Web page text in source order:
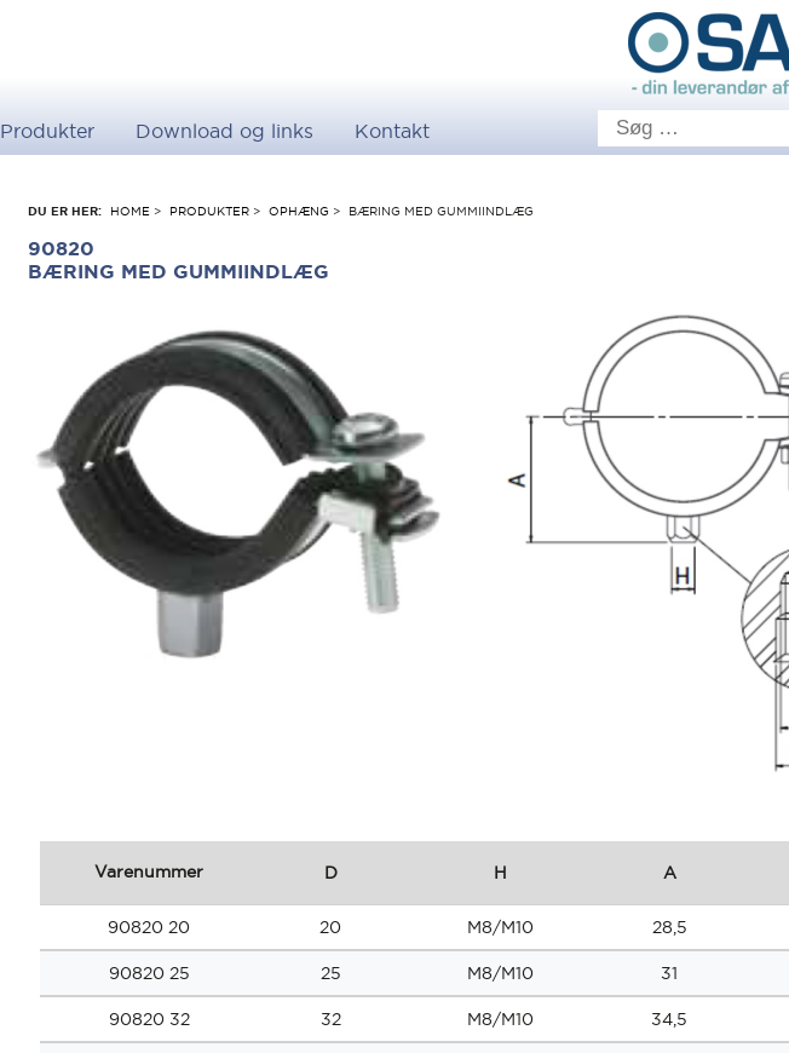
Produkter Download og links Kontakt
DU ER HER: HOME > PRODUKTER > OPHÆNG > BÆRING MED GUMMIINDLÆG
90820
BÆRING MED GUMMIINDLÆG
Varenummer D H A
90820 20 20 M8/M10 28,5
90820 25 25 M8/M10 31
90820 32 32 M8/M10 34,5